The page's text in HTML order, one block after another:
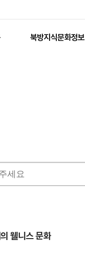
북방지식문화정보
웰니스 문화